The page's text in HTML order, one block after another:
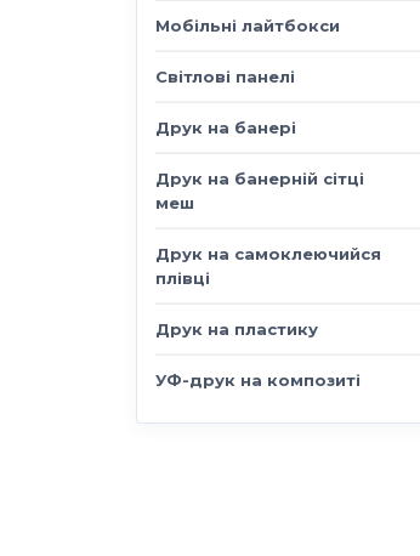
Мобільні лайтбокси
Світлові панелі
Друк на банері
Друк на банерній сітці
меш
Друк на самоклеючийся
плівці
Друк на пластику
УФ-друк на композиті